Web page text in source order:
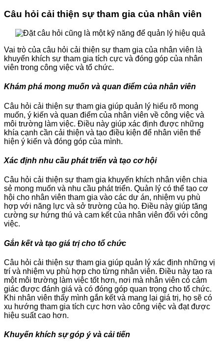
Câu hỏi cải thiện sự tham gia của nhân viên
Vai trò của câu hỏi cải thiện sự tham gia của nhân viên là
khuyến khích sự tham gia tích cực và đóng góp của nhân
viên trong công việc và tổ chức.
Khám phá mong muốn và quan điểm của nhân viên
Câu hỏi cải thiện sự tham gia giúp quản lý hiểu rõ mong
muốn, ý kiến và quan điểm của nhân viên về công việc và
môi trường làm việc. Điều này giúp xác định được những
khía cạnh cần cải thiện và tạo điều kiện để nhân viên thể
hiện ý kiến và đóng góp của mình.
Xác định nhu cầu phát triển và tạo cơ hội
Câu hỏi cải thiện sự tham gia khuyến khích nhân viên chia
sẻ mong muốn và nhu cầu phát triển. Quản lý có thể tạo cơ
hội cho nhân viên tham gia vào các dự án, nhiệm vụ phù
hợp với năng lực và sở trường của họ. Điều này giúp tăng
cường sự hứng thú và cam kết của nhân viên đối với công
việc.
Gắn kết và tạo giá trị cho tổ chức
Câu hỏi cải thiện sự tham gia giúp quản lý xác định những vị
trí và nhiệm vụ phù hợp cho từng nhân viên. Điều này tạo ra
một môi trường làm việc tốt hơn, nơi mà nhân viên có cảm
giác được đánh giá và có đóng góp quan trọng cho tổ chức.
Khi nhân viên thấy mình gắn kết và mang lại giá trị, họ sẽ có
xu hướng tham gia tích cực hơn vào công việc và đạt được
hiệu suất cao hơn.
Khuyến khích sự góp ý và cải tiến